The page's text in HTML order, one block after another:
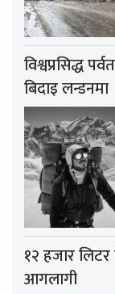
विश्वप्रसिद्ध
बिदाइ लन्डनमा
१२ हजार लिटर
आगलागी